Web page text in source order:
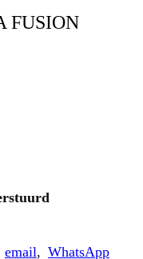
FUSION
email, WhatsApp